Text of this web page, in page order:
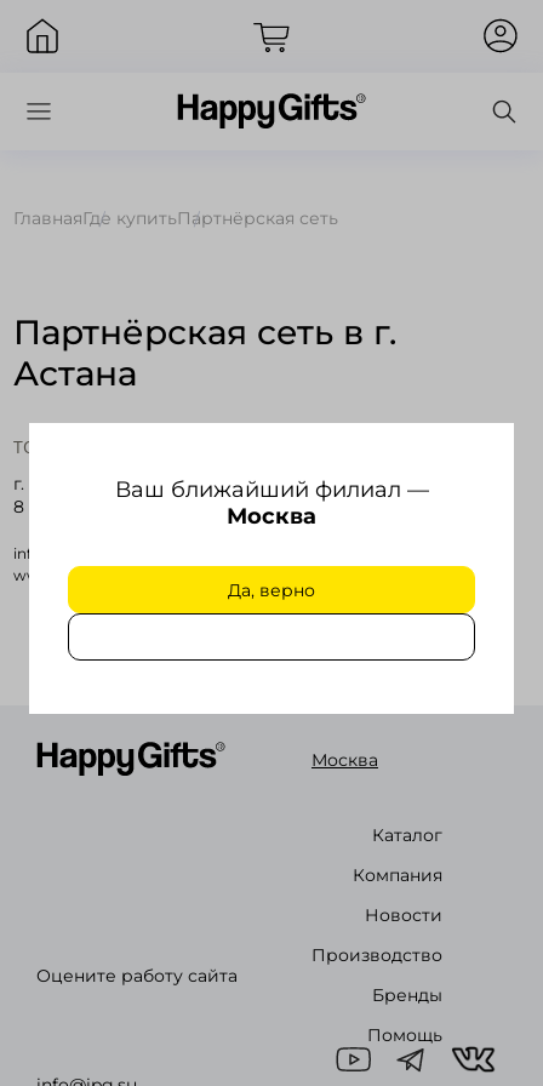
Ваш ближайший филиал —
Москва
Да, верно
ГлавнаяГде купитьПартнёрская сеть
Партнёрская сеть в г.
Астана
ТОО "Ucon2Gifts"
г. Астана, пр.Туран 18, блок А, оф.203
8 (7172) 799-047, 8 (7172) 799-048, 8 (7172) 573-822
info@ucon2gifts.kz
www.ucon2gifts.kz
Оцените работу сайта
Москва
Каталог
Компания
Новости
Производство
Бренды
Помощь
Войти в кабинет